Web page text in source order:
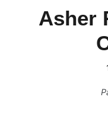
Asher